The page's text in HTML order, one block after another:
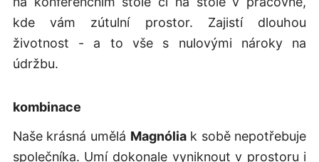
kde vám zútulní prostor. Zajistí dlouhou
životnost - a to vše s nulovými nároky na
údržbu.
kombinace
Naše krásná umělá Magnóliak sobě nepotřebuje
společníka. Umí dokonale vyniknout v prostoru i